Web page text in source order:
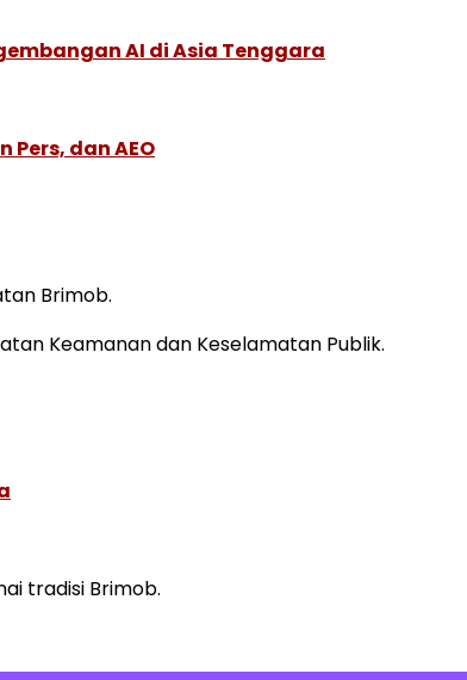
AI di Asia Tenggara
dan AEO
Brimob.
Keamanan dan Keselamatan Publik.
tradisi Brimob.